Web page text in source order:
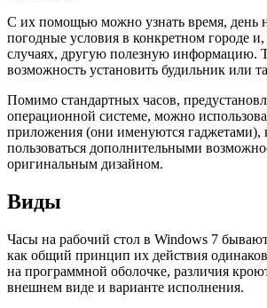
С их помощью можно узнать время, день
погодные условия в конкретном городе
случаях, другую полезную информацию.
возможность установить будильник или
Помимо стандартных часов,
операционной системе, можно
приложения (они именуются гаджетами),
пользоваться дополнительными
оригинальным дизайном.
Виды
Часы на рабочий стол в Windows 7
как общий принцип их действия
на программной оболочке, различия
внешнем виде и варианте исполнения.